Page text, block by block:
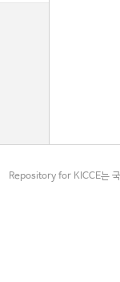
Repository for KICCE는